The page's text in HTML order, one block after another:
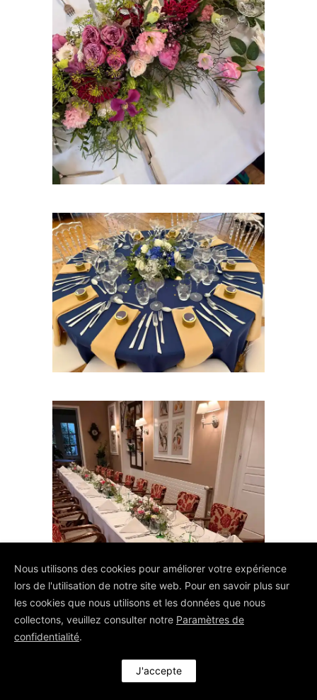
Nous utilisons des cookies pour améliorer votre expérience
lors de l'utilisation de notre site web. Pour en savoir plus sur
les cookies que nous utilisons et les données que nous
collectons, veuillez consulter notre Paramètres de
confidentialité.
J'accepte